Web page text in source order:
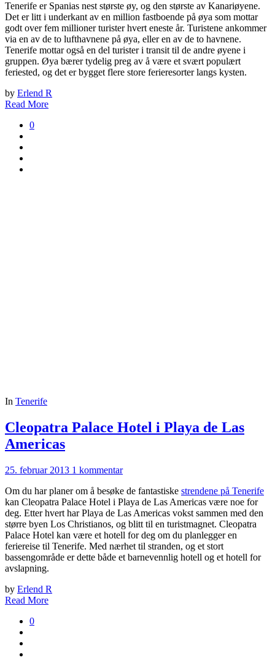
Tenerife er Spanias nest største øy, og den største av Kanariøyene.
Det er litt i underkant av en million fastboende på øya som mottar
godt over fem millioner turister hvert eneste år. Turistene ankommer
via en av de to lufthavnene på øya, eller en av de to havnene.
Tenerife mottar også en del turister i transit til de andre øyene i
gruppen. Øya bærer tydelig preg av å være et svært populært
feriested, og det er bygget flere store ferieresorter langs kysten.
by Erlend R
Read More
0
In Tenerife
Cleopatra Palace Hotel i Playa de Las
Americas
25. februar 2013 1 kommentar
Om du har planer om å besøke de fantastiske strendene på Tenerife
kan Cleopatra Palace Hotel i Playa de Las Americas være noe for
deg. Etter hvert har Playa de Las Americas vokst sammen med den
større byen Los Christianos, og blitt til en turistmagnet. Cleopatra
Palace Hotel kan være et hotell for deg om du planlegger en
feriereise til Tenerife. Med nærhet til stranden, og et stort
bassengområde er dette både et barnevennlig hotell og et hotell for
avslapning.
by Erlend R
Read More
0